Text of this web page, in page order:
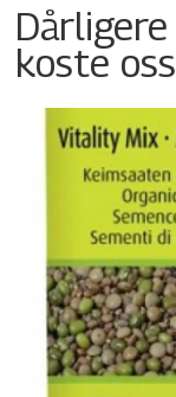
koste